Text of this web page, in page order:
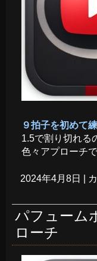
９拍子を初めて
1.5で割り切れる
色々アプローチ
2024年4月8日
パフューム
ローチ